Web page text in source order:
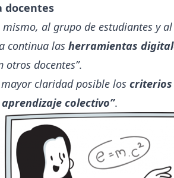
docentes
mismo, al grupo de estudiantes y al
continua las herramientas
otros docentes”.
mayor claridad posible los criterios
aprendizaje colectivo”.